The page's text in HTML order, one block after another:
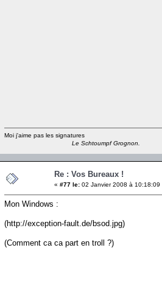
Moi j'aime pas les signatures
Le Schtoumpf Grognon.
Re : Vos Bureaux !
« #77 le: 02 Janvier 2008 à 10:18:09
Mon Windows :
(http://exception-fault.de/bsod.jpg)
(Comment ca ca part en troll ?)